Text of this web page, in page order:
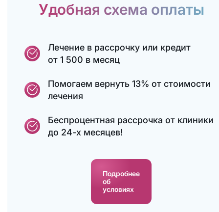
Удобная схема оплаты
Лечение в рассрочку или кредит
от 1 500 в месяц
Помогаем вернуть 13% от стоимости
лечения
Беспроцентная рассрочка от клиники
до 24-х месяцев!
Подробнее
об
условиях